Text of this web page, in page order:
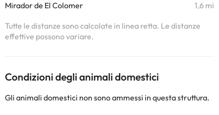
Mirador de El Colomer 1,6 mi
Tutte le distanze sono calcolate in linea retta. Le distanze
effettive possono variare.
Condizioni degli animali domestici
Gli animali domestici non sono ammessi in questa struttura.